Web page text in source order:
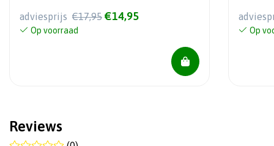
adviesprijs €17,95 €14,95
Op voorraad Op
Reviews